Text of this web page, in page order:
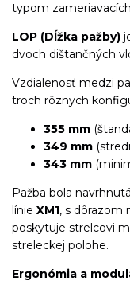
typom
LOP (Dĺžka pažby)
dvoch dištančných
Vzdialenosť medzi
troch rôznych
355 mm
349 mm
343 mm
Pažba bola
línie XM1, s dôrazom
poskytuje strelcovi
streleckej polohe.
Ergonómia a